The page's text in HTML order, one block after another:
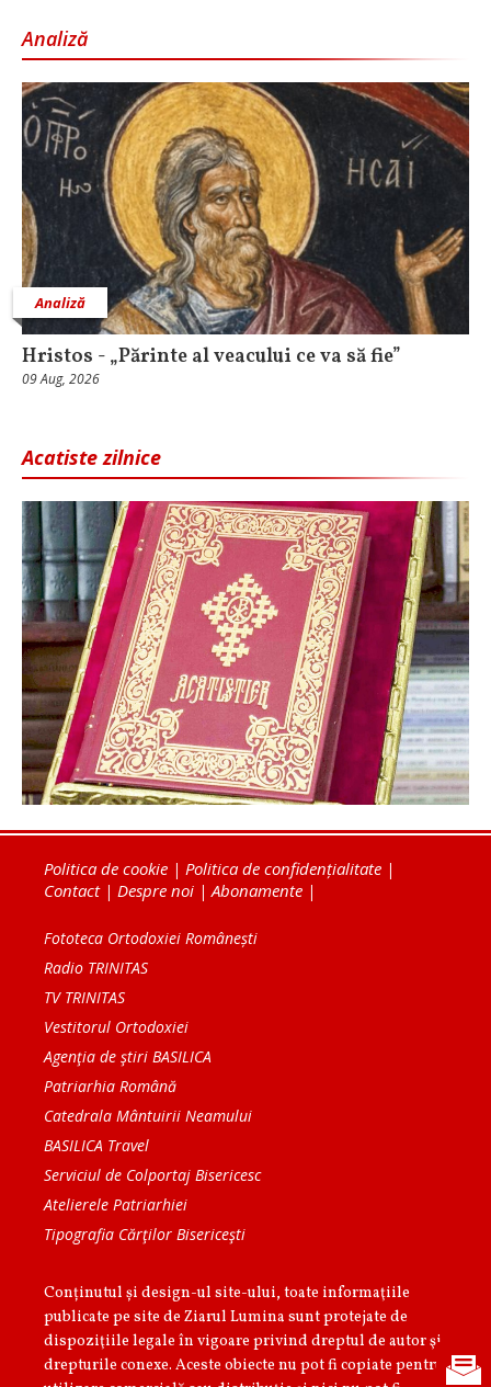
Analiză
Analiză
Hristos - „Părinte al veacului ce va să fie”
09 Aug, 2026
Acatiste zilnice
Politica de cookie | Politica de confidențialitate |
Contact| Despre noi | Abonamente |
Fototeca Ortodoxiei Românești
Radio TRINITAS
TV TRINITAS
Vestitorul Ortodoxiei
Agenţia de ştiri BASILICA
Patriarhia Română
Catedrala Mântuirii Neamului
BASILICA Travel
Serviciul de Colportaj Bisericesc
Atelierele Patriarhiei
Tipografia Cărţilor Bisericeşti
Conținutul și design-ul site-ului, toate informaţiile
publicate pe site de Ziarul Lumina sunt protejate de
dispoziţiile legale în vigoare privind dreptul de autor şi
drepturile conexe. Aceste obiecte nu pot fi copiate pentru